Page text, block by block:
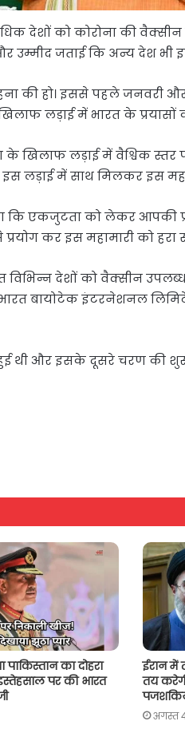
देशों को कोरोना की
और उम्मीद जताई कि अन्य देश
की हो। इससे पहले जनवरी
लड़ाई में भारत के प्रयासों
के खिलाफ लड़ाई में वैश्विक
लड़ाई में साथ मिलकर इस
कि एकजुटता को लेकर आपकी
कर इस महामारी को हरा
देशों को वैक्सीन
भारत बायोटेक इंटरनेशनल
और इसके दूसरे चरण की
का दोहरा
पर की भारत
ईरान में
तय
अगस्त